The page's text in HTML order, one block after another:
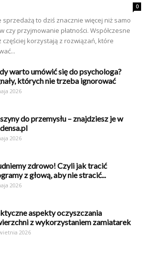
0
to dziś znacznie więcej niż samo
przyjmowanie płatności. Współczesne
korzystają z rozwiązań, które
warto umówić się do psychologa?
których nie trzeba ignorować
2026
do przemysłu – znajdziesz je w
2026
zdrowo! Czyli jak tracić
z głową, aby nie stracić...
2026
aspekty oczyszczania
z wykorzystaniem zamiatarek
2026